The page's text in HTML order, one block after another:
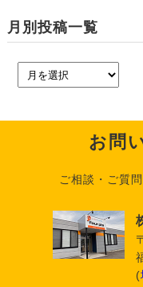
月別投稿一覧
お問
ご相談・ご質
(